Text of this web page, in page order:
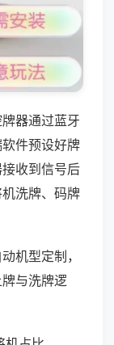
器通过蓝牙
件预设好牌
收到信号后
洗牌、码牌
机型定制，
与洗牌逻